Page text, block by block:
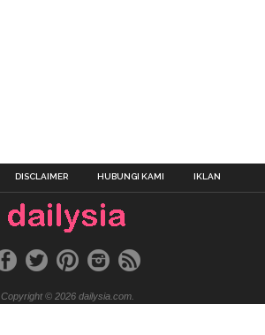
DISCLAIMER HUBUNGI KAMI IKLAN
Copyright © 2026 dailysia.com.